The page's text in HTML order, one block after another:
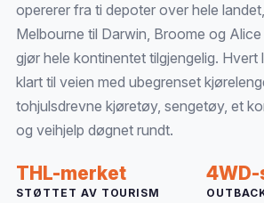
opererer fra ti depoter over hele
Melbourne til Darwin, Broome og
gjør hele kontinentet tilgjengelig. Hvert
klart til veien med ubegrenset
tohjulsdrevne kjøretøy, sengetøy, et
og veihjelp døgnet rundt.
THL-merket
STØTTET AV TOURISM